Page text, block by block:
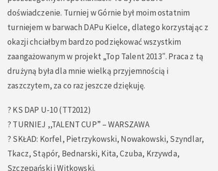
doświadczenie. Turniej w Górnie był moim ostatnim
turniejem w barwach DAPu Kielce, dlatego korzystając z
okazji chciałbym bardzo podziękować wszystkim
zaangażowanym w projekt „Top Talent 2013″. Praca z tą
drużyną była dla mnie wielką przyjemnością i
zaszczytem, za co raz jeszcze dziękuję.
? KS DAP U-10 (TT2012)
? TURNIEJ ,,TALENT CUP” – WARSZAWA
? SKŁAD: Korfel, Pietrzykowski, Nowakowski, Szyndlar,
Tkacz, Stąpór, Bednarski, Kita, Czuba, Krzywda,
Szczepański i Witkowski.